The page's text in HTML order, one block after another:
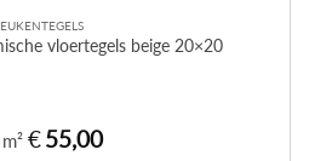
vloertegels beige 20×20
€55,00